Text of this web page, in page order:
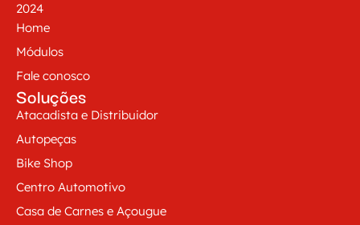
2024
Home
Módulos
Fale conosco
Soluções
Atacadista e Distribuidor
Autopeças
Bike Shop
Centro Automotivo
Casa de Carnes e Açougue